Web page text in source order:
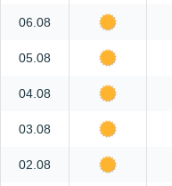
06.08
05.08
04.08
03.08
02.08